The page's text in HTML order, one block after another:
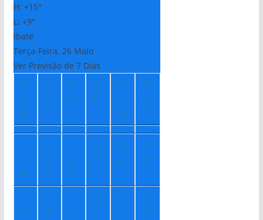
H: +15°
L: +9°
Ibate
Terça-Feira, 26 Maio
Ver Previsão de 7 Dias
Q
u
a
Q
ui
S
ex
Sá
b
D
o
m
Se
g
+
1
8°
+
2
0°
+
2
1°
+2
1°
+2
2°
+2
2°
+
7°
+
8°
+
1
+1
1°
+1
2°
+1
4°